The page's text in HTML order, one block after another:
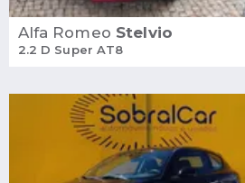
Alfa Romeo Stelvio
2.2 D Super AT8